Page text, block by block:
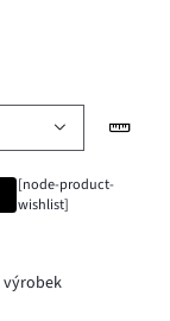
[node-product-
wishlist]